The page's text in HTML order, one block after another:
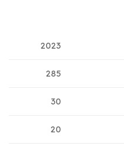
2023
285
30
20